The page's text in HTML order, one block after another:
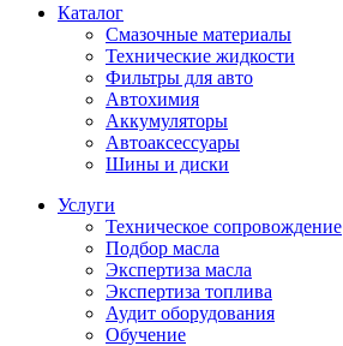
Каталог
Смазочные материалы
Технические жидкости
Фильтры для авто
Автохимия
Аккумуляторы
Автоаксессуары
Шины и диски
Услуги
Техническое сопровождение
Подбор масла
Экспертиза масла
Экспертиза топлива
Аудит оборудования
Обучение